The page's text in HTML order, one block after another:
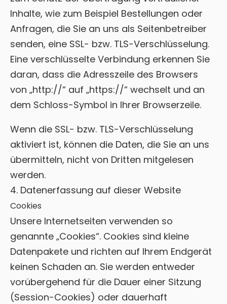
Inhalte, wie zum Beispiel Bestellungen oder
Anfragen, die Sie an uns als Seitenbetreiber
senden, eine SSL- bzw. TLS-Verschlüsselung.
Eine verschlüsselte Verbindung erkennen Sie
daran, dass die Adresszeile des Browsers
von „http://“ auf „https://“ wechselt und an
dem Schloss-Symbol in Ihrer Browserzeile.
Wenn die SSL- bzw. TLS-Verschlüsselung
aktiviert ist, können die Daten, die Sie an uns
übermitteln, nicht von Dritten mitgelesen
werden.
4. Datenerfassung auf dieser Website
Cookies
Unsere Internetseiten verwenden so
genannte „Cookies“. Cookies sind kleine
Datenpakete und richten auf Ihrem Endgerät
keinen Schaden an. Sie werden entweder
vorübergehend für die Dauer einer Sitzung
(Session-Cookies) oder dauerhaft